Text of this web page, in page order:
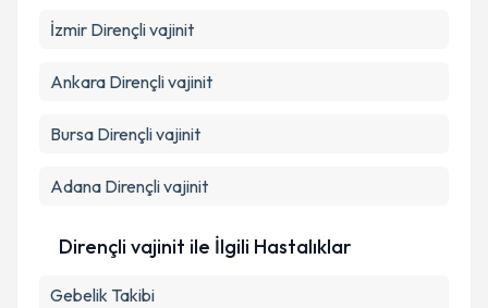
İzmir Dirençli vajinit
Ankara Dirençli vajinit
Bursa Dirençli vajinit
Adana Dirençli vajinit
Dirençli vajinit ile İlgili Hastalıklar
Gebelik Takibi